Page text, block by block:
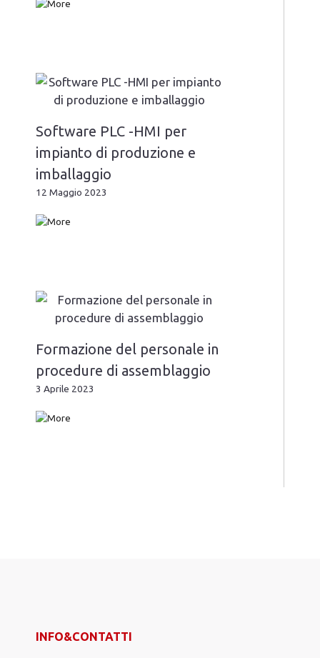
Software PLC -HMI per
impianto di produzione e
imballaggio
12 Maggio 2023
Formazione del personale in
procedure di assemblaggio
3 Aprile 2023
INFO&CONTATTI